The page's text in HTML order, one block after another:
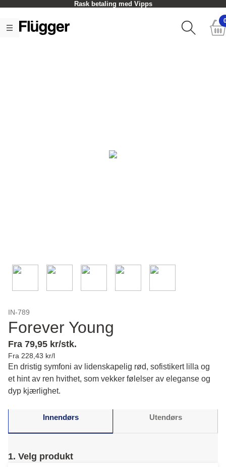
Rask betaling med Vipps
IN-789
Forever Young
Fra 79,95 kr/stk.
Fra 228,43 kr/l
En dristig symfoni av lidenskapelig rød, sofistikert lilla og
et hint av ren hvithet, som vekker følelser av eleganse og
dyp kjærlighet.
Innendørs Utendørs
1. Velg produkt